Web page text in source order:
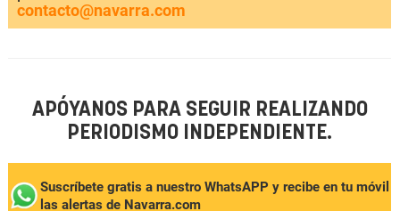
contacto@navarra.com
APÓYANOS PARA SEGUIR REALIZANDO
PERIODISMO INDEPENDIENTE.
Suscríbete gratis a nuestro WhatsAPP y recibe en tu móvil
las alertas de Navarra.com